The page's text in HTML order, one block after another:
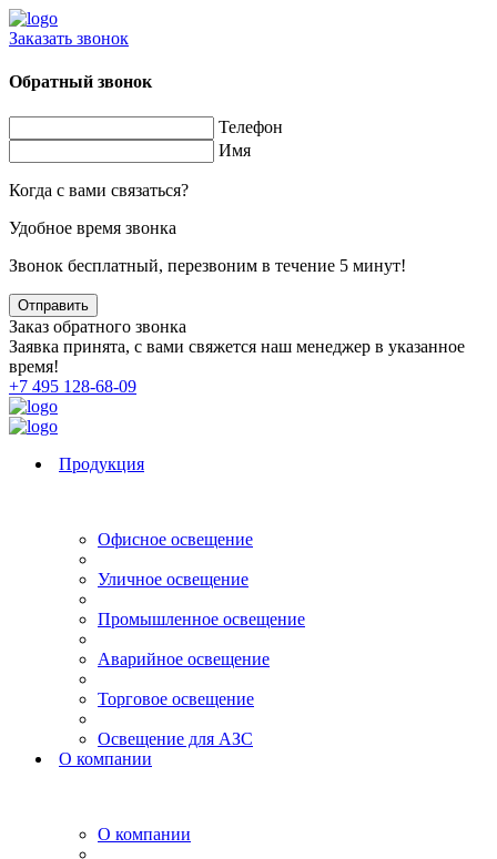
Заказать звонок
Обратный звонок
Телефон
Имя
Когда с вами связаться?
Удобное время звонка
Звонок бесплатный, перезвоним в течение 5 минут!
Заказ обратного звонка
Заявка принята, с вами свяжется наш менеджер в указанное
время!
+7 495 128-68-09
Продукция
Офисное освещение
Уличное освещение
Промышленное освещение
Аварийное освещение
Торговое освещение
Освещение для АЗС
О компании
О компании